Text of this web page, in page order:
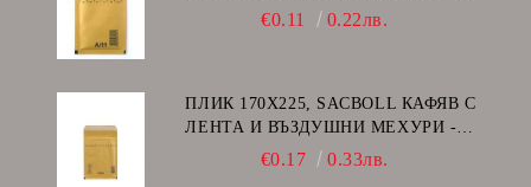
€0.11 0.22лв.
ПЛИК 170Х225, SACBOLL КАФЯВ С
ЛЕНТА И ВЪЗДУШНИ МЕХУРИ -
€0.17 0.33лв.